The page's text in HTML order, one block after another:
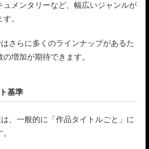
ュメンタリーなど、幅広いジャンルが
。
さらに多くのラインナップがあるた
増加が期待できます。
基準
、一般的に「作品タイトルごと」に